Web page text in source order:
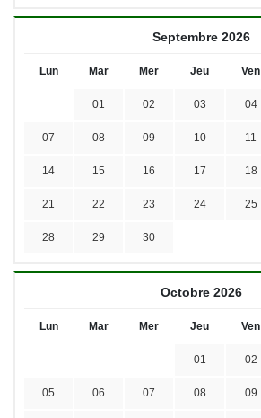
Septembre 2026
Lun Mar Mer Jeu Ven
01 02 03 04
07 08 09 10 11
14 15 16 17 18
21 22 23 24 25
28 29 30
Octobre 2026
Lun Mar Mer Jeu Ven
01 02
05 06 07 08 09